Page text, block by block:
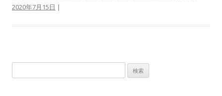
2020年7月15日 |